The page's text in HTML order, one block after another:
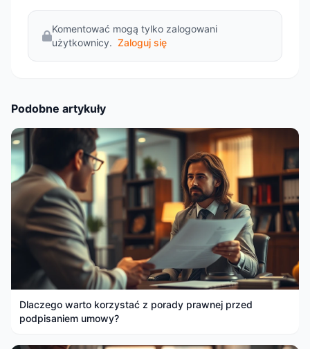
Komentować mogą tylko zalogowani
użytkownicy. Zaloguj się
Podobne artykuły
Dlaczego warto korzystać z porady prawnej przed
podpisaniem umowy?